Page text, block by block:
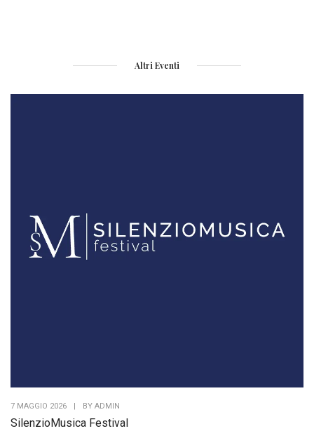
Altri Eventi
7 MAGGIO 2026 BY ADMIN
SilenzioMusica Festival